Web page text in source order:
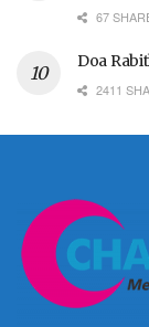
67
Doa
2411